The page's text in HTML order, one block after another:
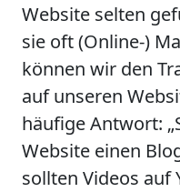
Website selten
sie oft (Online-)
können wir den
auf unseren
häufige Antwort:
Website einen
sollten Videos auf